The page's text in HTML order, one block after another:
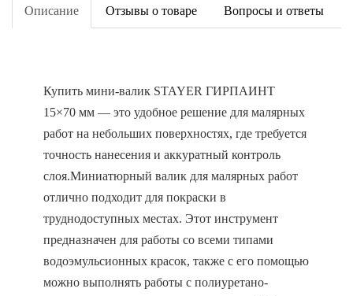
Описание Отзывы о товаре Вопросы и ответы
Купить мини-валик STAYER ГИРПАИНТ
15×70 мм — это удобное решение для малярных
работ на небольших поверхностях, где требуется
точность нанесения и аккуратный контроль
слоя.Миниатюрный валик для малярных работ
отлично подходит для покраски в
труднодоступных местах. Этот инструмент
предназначен для работы со всеми типами
водоэмульсионных красок, также с его помощью
можно выполнять работы с полиуретано-